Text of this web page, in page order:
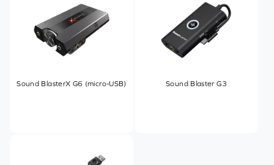
Sound BlasterX G6 (micro-USB) Sound Blaster G3